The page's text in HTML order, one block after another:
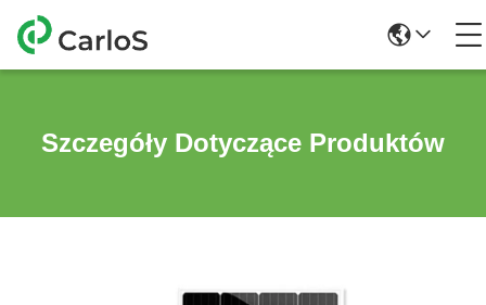
Szczegóły Dotyczące Produktów